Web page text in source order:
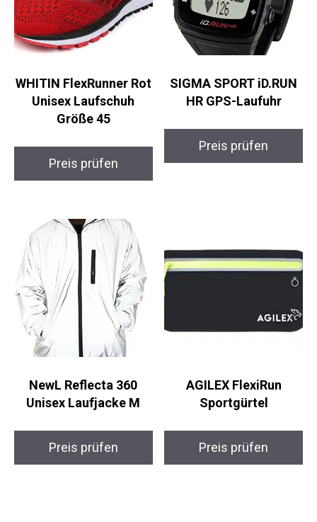
WHITIN FlexRunner
Rot Unisex Laufschuh
Größe 45
Preis prüfen
SIGMA SPORT iD.RUN
HR GPS-Laufuhr
Preis prüfen
NewL Reflecta 360
Unisex Laufjacke M
Preis prüfen
AGILEX FlexiRun
Sportgürtel
Preis prüfen